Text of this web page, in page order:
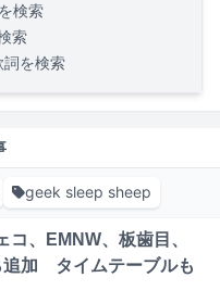
検索
索
詞を検索
geek sleep sheep
コ、EMNW、板歯目、
加 タイムテーブルも